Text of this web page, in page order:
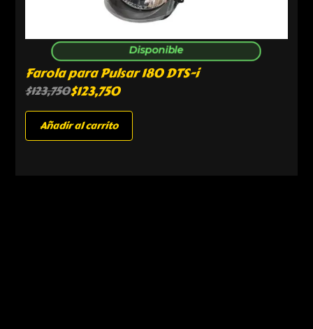
Disponible
Farola para Pulsar 180 DTS-i
$123,750$123,750
Añadir al carrito